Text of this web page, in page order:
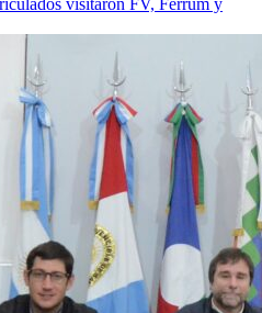
visitaron FV, Ferrum y